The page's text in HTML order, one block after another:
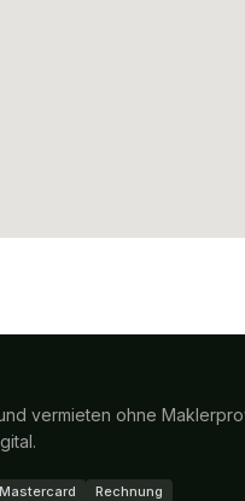
vermieten ohne
Mastercard Rechnung